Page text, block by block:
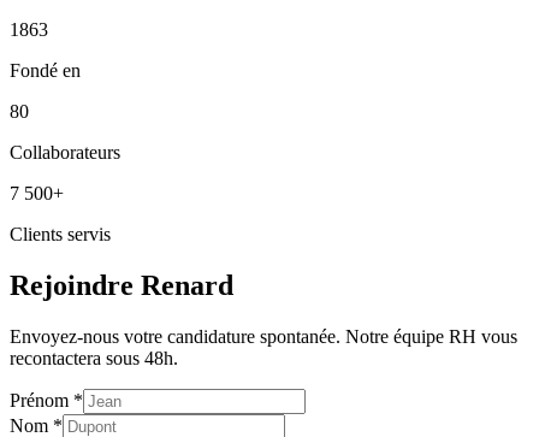
1863
Fondé en
80
Collaborateurs
7 500+
Clients servis
Rejoindre Renard
Envoyez-nous votre candidature spontanée. Notre équipe RH vous
recontactera sous 48h.
Prénom *
Nom *